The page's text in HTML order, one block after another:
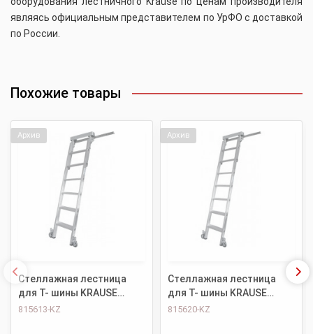
являясь официальным представителем по УрФО с доставкой
по России.
Похожие товары
Архив
Стеллажная лестница
для Т- шины KRAUSE
Stabilo 6 ступ. 815613
815613-KZ
Архив
Стеллажная лестница
для Т- шины KRAUSE
Stabilo 7 ступ. 815620
815620-KZ